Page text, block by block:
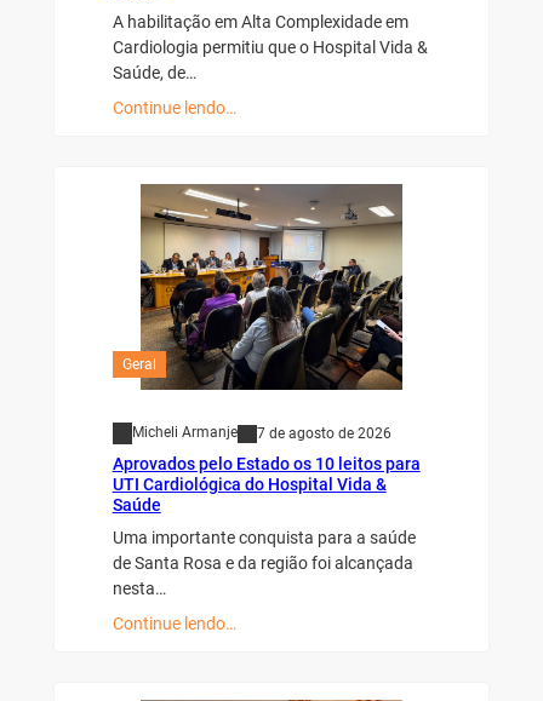
A habilitação em Alta Complexidade em
Cardiologia permitiu que o Hospital Vida &
Saúde, de…
Continue lendo…
Geral
Micheli Armanje 7 de agosto de 2026
Aprovados pelo Estado os 10 leitos para
UTI Cardiológica do Hospital Vida &
Saúde
Uma importante conquista para a saúde
de Santa Rosa e da região foi alcançada
nesta…
Continue lendo…